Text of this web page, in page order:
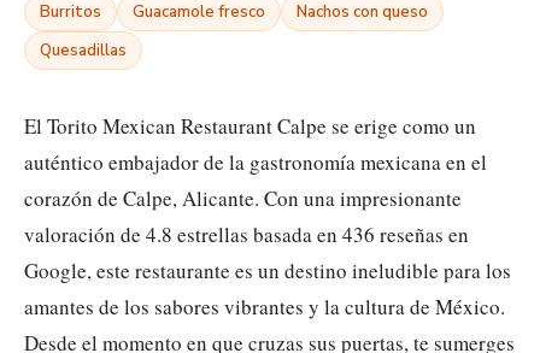
Burritos
Guacamole fresco
Nachos con queso
Quesadillas
El Torito Mexican Restaurant Calpe se erige como un
auténtico embajador de la gastronomía mexicana en el
corazón de Calpe, Alicante. Con una impresionante
valoración de 4.8 estrellas basada en 436 reseñas en
Google, este restaurante es un destino ineludible para los
amantes de los sabores vibrantes y la cultura de México.
Desde el momento en que cruzas sus puertas, te sumerges